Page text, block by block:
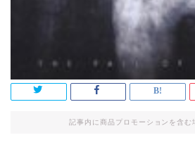
記事内に商品プロモーションを含む